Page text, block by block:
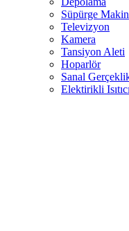
Süpürge
Televizyon
Kamera
Tansiyon Aleti
Hoparlör
Sanal
Elektirikli